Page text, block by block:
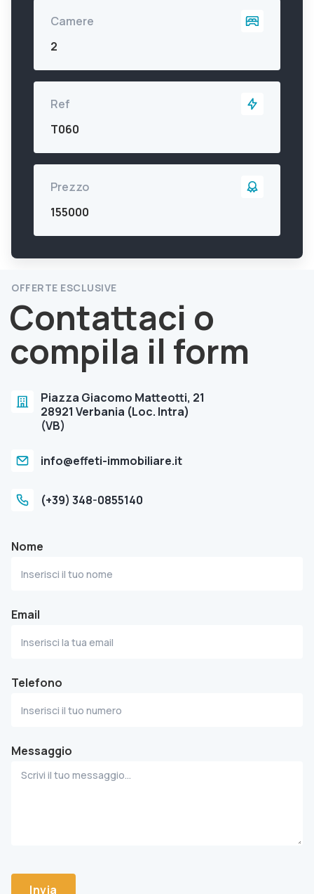
Camere
2
Ref
T060
Prezzo
155000
OFFERTE ESCLUSIVE
Contattaci o
compila il form
Piazza Giacomo Matteotti, 21
28921 Verbania (Loc. Intra)
(VB)
info@effeti-immobiliare.it
(+39) 348-0855140
Nome
Email
Telefono
Messaggio